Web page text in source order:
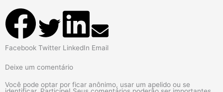
Facebook Twitter LinkedIn Email
Deixe um comentário
Você pode optar por ficar anônimo, usar um apelido ou se